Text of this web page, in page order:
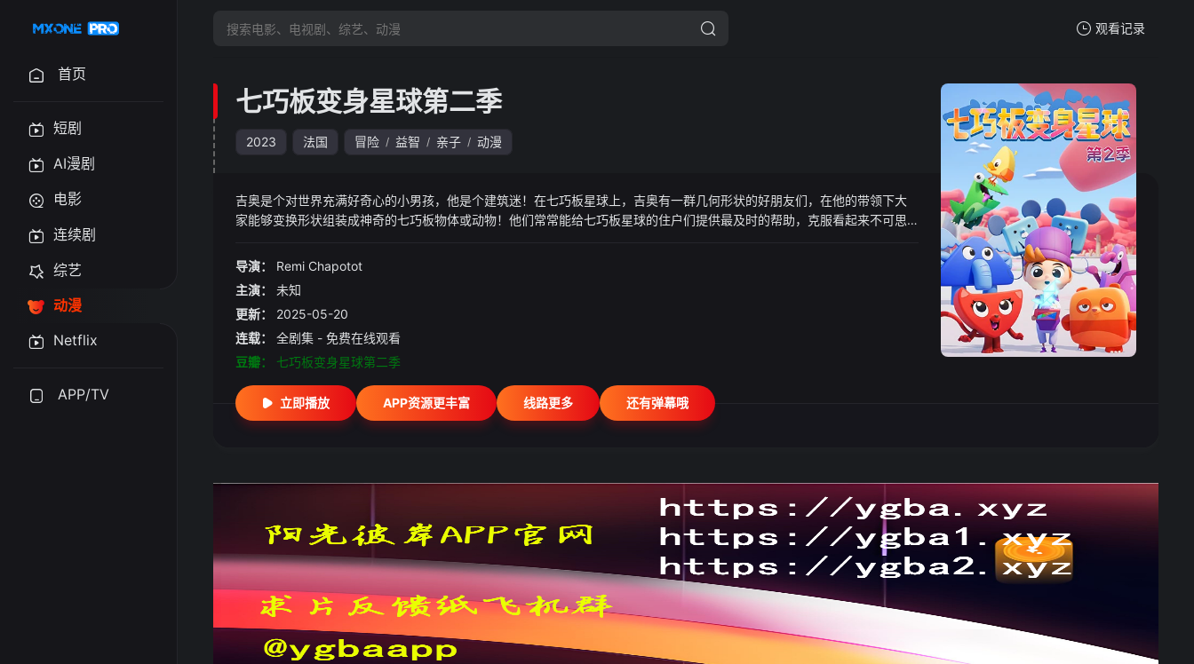
观看记录
暂无观看影片的记录
首页
短剧
AI漫剧
电影
连续剧
综艺
动漫
Netflix
APP/TV
七巧板变身星球第二季
2023 法国 冒险 / 益智 / 亲子 / 动漫
吉奥是个对世界充满好奇心的小男孩，他是个建筑迷！在七巧板星球上，吉奥有一群几何形状的好朋友们，在他的带领下大
家能够变换形状组装成神奇的七巧板物体或动物！他们常常能给七巧板星球的住户们提供最及时的帮助，克服看起来不可思
大河甚至还有金字塔形状的山脉！剧集片末将有一分钟的七巧板拼图学习回顾，趣味又好玩。超过6000多种的七巧板组
装……想象力没有任何限制！
导演：
Remi Chapotot
主演：
未知
更新：
2025-05-20
连载：
全剧集 - 免费在线观看
豆瓣：
七巧板变身星球第二季
立即播放 APP资源更丰富 线路更多 还有弹幕哦